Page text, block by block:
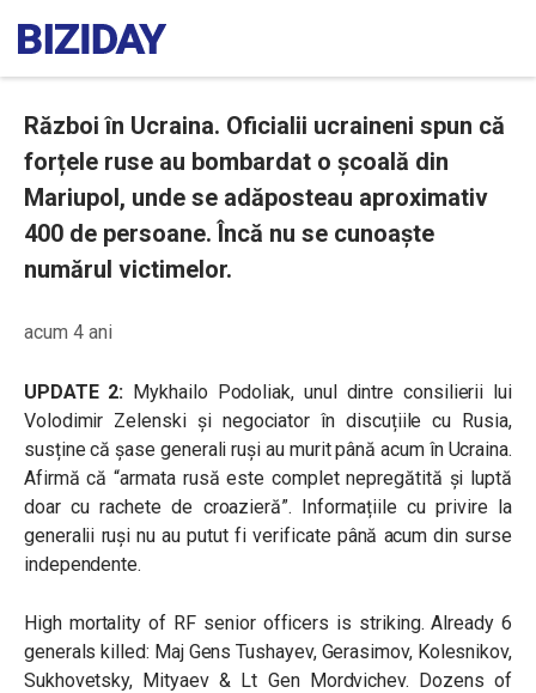
Război în Ucraina. Oficialii ucraineni spun că
forțele ruse au bombardat o școală din
Mariupol, unde se adăposteau aproximativ
400 de persoane. Încă nu se cunoaște
numărul victimelor.
acum 4 ani
UPDATE 2: Mykhailo Podoliak, unul dintre consilierii lui
Volodimir Zelenski și negociator în discuțiile cu Rusia,
susține că șase generali ruși au murit până acum în Ucraina.
Afirmă că “armata rusă este complet nepregătită și luptă
doar cu rachete de croazieră”. Informațiile cu privire la
generalii ruși nu au putut fi verificate până acum din surse
independente.
High mortality of RF senior officers is striking. Already 6
generals killed: Maj Gens Tushayev, Gerasimov, Kolesnikov,
Sukhovetsky, Mityaev & Lt Gen Mordvichev. Dozens of